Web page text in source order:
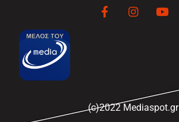
(c)2022 Mediaspot.gr